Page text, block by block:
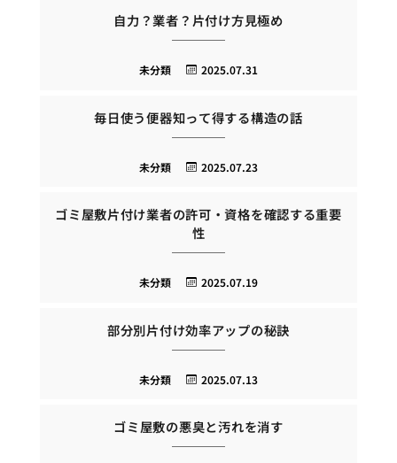
自力？業者？片付け方見極め
2025.07.31
未分類
毎日使う便器知って得する構造の話
2025.07.23
未分類
ゴミ屋敷片付け業者の許可・資格を確認する重要
性
2025.07.19
未分類
部分別片付け効率アップの秘訣
2025.07.13
未分類
ゴミ屋敷の悪臭と汚れを消す